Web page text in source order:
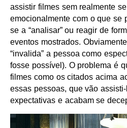
assistir filmes sem realmente
emocionalmente com o que se
se a “analisar” ou reagir de
eventos mostrados.
“invalida” a pessoa como
fosse possível). O problema é
filmes como os citados acima
essas pessoas, que vão
expectativas e acabam se